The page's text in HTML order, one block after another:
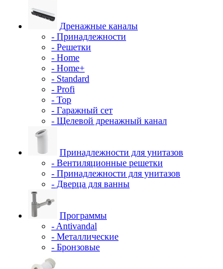
Дренажные каналы
- Принадлежности
- Решетки
- Home
- Home+
- Standard
- Profi
- Top
- Гаражный сет
- Щелевой дренажный канал
Принадлежности для унитазов
- Вентиляционные решетки
- Принадлежности для унитазов
- Дверца для ванны
Программы
- Antivandal
- Металлические
- Бронзовые